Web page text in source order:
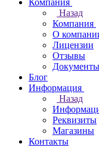
Компания
Назад
Компания
О
Лицензии
Отзывы
Документы
Блог
Информация
Назад
Реквизиты
Магазины
Контакты